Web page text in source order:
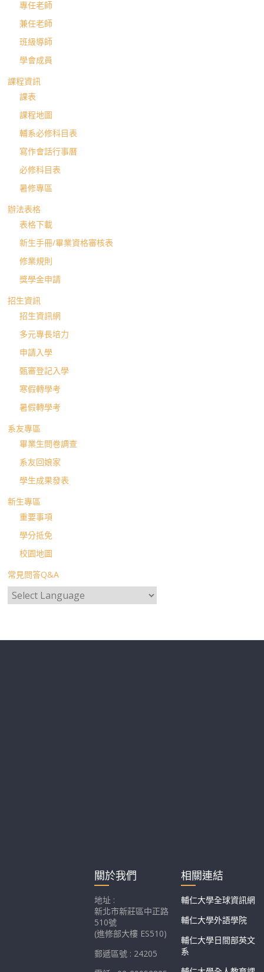
專任老師
兼任老師
班級導師
學會成員
課程資訊
課表
課程地圖
輔系必修科目表
寫作會話行事曆
必修科目表
暑修專區
辦法表格
表格下載
新生手冊/畢業資格審核表
修業規則
獎學金申請
招生資訊
招生資訊網
多元專長培力
申請入學
甄審登記入學
寒假轉學考
暑假轉學考
系友專區
畢業生問卷調查
系友回娘家
學生成果發表
新生專區
重要事項
學分抵免
校園地圖
常見問答Q&A
關於我們
地址 :
新北市新莊區中正路
510號
(進修部大樓 ES510)
郵遞區號 : 24205
相關連結
輔仁大學全球資訊網
輔仁大學外語學院
輔仁大學日間部英文
系